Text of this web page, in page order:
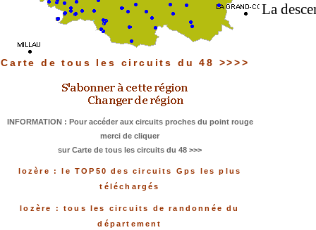
Carte de tous les circuits du 48 >>>>
INFORMATION : Pour accéder aux circuits proches du point rouge
merci de cliquer
sur Carte de tous les circuits du 48 >>>
lozère : le TOP50 des circuits Gps les plus
téléchargés
lozère : tous les circuits de randonnée du
département
La